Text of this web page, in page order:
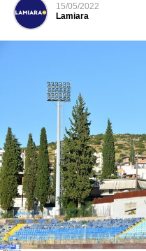
15/05/2022
Lamiara